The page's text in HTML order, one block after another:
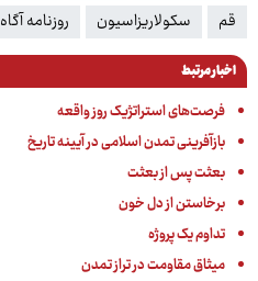
قم
سکولاریزاسیون روزنامه آگاه
اخبار مرتبط
فرصت‌های استراتژیک روز واقعه
بازآفرینی تمدن اسلامی در آیینه تاریخ
بعثت پس از بعثت
برخاستن از دل خون
تداوم یک پروژه
میثاق مقاومت در تراز تمدن